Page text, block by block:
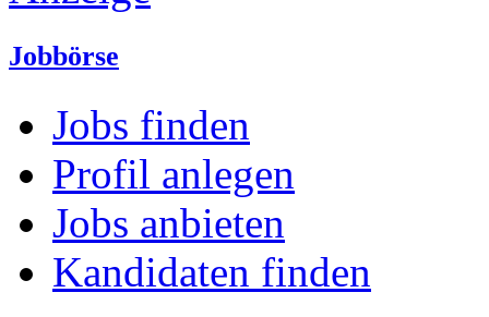
Jobbörse
Jobs finden
Profil anlegen
Jobs anbieten
Kandidaten finden